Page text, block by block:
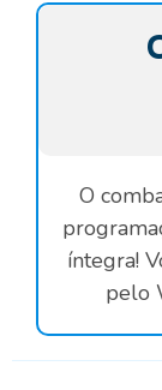
O
íntegra!
pelo